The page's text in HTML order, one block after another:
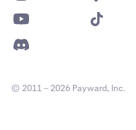
© 2011 – 2026 Payward, Inc.